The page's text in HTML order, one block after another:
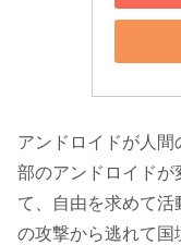
アンドロイドが人
部のアンドロイドが
て、自由を求めて活
の攻撃から逃れて国